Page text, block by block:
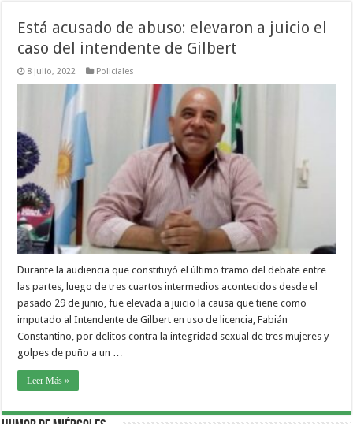
Está acusado de abuso: elevaron a juicio el
caso del intendente de Gilbert
8 julio, 2022 Policiales
Durante la audiencia que constituyó el último tramo del debate entre
las partes, luego de tres cuartos intermedios acontecidos desde el
pasado 29 de junio, fue elevada a juicio la causa que tiene como
imputado al Intendente de Gilbert en uso de licencia, Fabián
Constantino, por delitos contra la integridad sexual de tres mujeres y
golpes de puño a un …
Leer Más »